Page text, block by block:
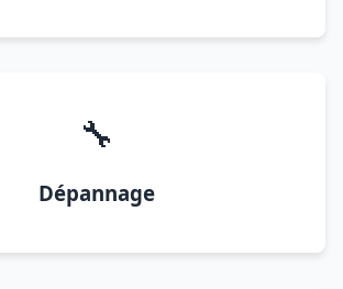
🔧
Dépannage